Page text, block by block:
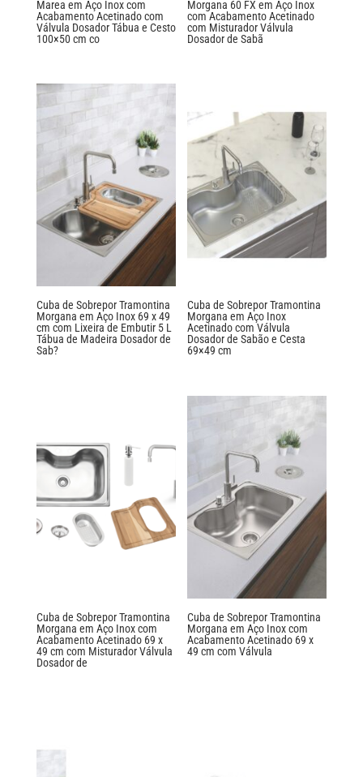
Marea em Aço Inox com
Acabamento Acetinado com
Válvula Dosador Tábua e Cesto
100×50 cm co
Morgana 60 FX em Aço Inox
com Acabamento Acetinado
com Misturador Válvula
Dosador de Sabã
Cuba de Sobrepor Tramontina
Morgana em Aço Inox 69 x 49
cm com Lixeira de Embutir 5 L
Tábua de Madeira Dosador de
Sab?
Cuba de Sobrepor Tramontina
Morgana em Aço Inox
Acetinado com Válvula
Dosador de Sabão e Cesta
69×49 cm
Cuba de Sobrepor Tramontina
Morgana em Aço Inox com
Acabamento Acetinado 69 x
49 cm com Misturador Válvula
Dosador de
Cuba de Sobrepor Tramontina
Morgana em Aço Inox com
Acabamento Acetinado 69 x
49 cm com Válvula